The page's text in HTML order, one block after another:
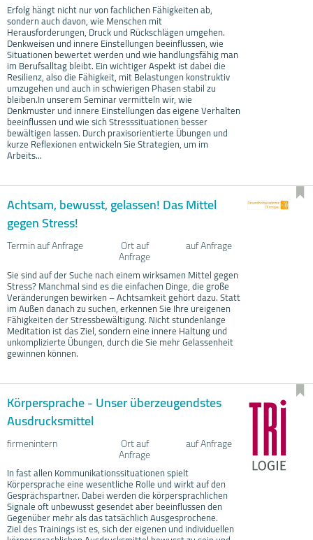
Erfolg hängt nicht nur von fachlichen Fähigkeiten ab,
sondern auch davon, wie Menschen mit
Herausforderungen, Druck und Rückschlägen umgehen.
Denkweisen und innere Einstellungen beeinflussen, wie
Situationen bewertet werden und wie handlungsfähig man
im Berufsalltag bleibt. Ein wichtiger Aspekt ist dabei die
Resilienz, also die Fähigkeit, mit Belastungen konstruktiv
umzugehen und auch in schwierigen Phasen stabil zu
bleiben.In unserem Seminar vermitteln wir, wie
Denkmuster und innere Einstellungen das eigene Verhalten
beeinflussen und wie sich Stresssituationen besser
bewältigen lassen. Durch praxisorientierte Übungen und
kurze Reflexionen entwickeln Sie Strategien, um im
Arbeits...
Achtsam, bewusst, gelassen! Das Mittel
gegen Stress!
Termin auf Anfrage Ort auf
Anfrage
auf Anfrage
Sie sind auf der Suche nach einem wirksamen Mittel gegen
Stress? Manchmal sind es die einfachen Dinge, die große
Veränderungen bewirken – Achtsamkeit gehört dazu. Statt
im Außen danach zu suchen, erkennen Sie Ihre ureigenen
Fähigkeiten der Stressbewältigung. Nicht stundenlange
Meditation ist das Ziel, sondern eine innere Haltung und
unkomplizierte Übungen, durch die Sie mehr Gelassenheit
gewinnen können.
Körpersprache - Unser überzeugendstes
Ausdrucksmittel
firmenintern Ort auf
Anfrage
auf Anfrage
In fast allen Kommunikationssituationen spielt
Körpersprache eine wesentliche Rolle und wirkt auf den
Gesprächspartner. Dabei werden die körpersprachlichen
Signale oft unbewusst gesendet aber beeinflussen den
Gegenüber mehr als das tatsächlich Ausgesprochene.
Ziel des Trainings ist es, sich der eigenen und individuellen